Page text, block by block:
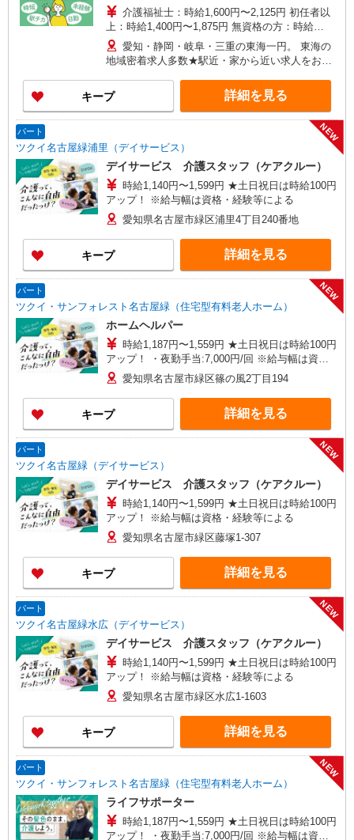
介護福祉士：時給1,600円〜2,125円 初任者以
上：時給1,400円〜1,875円 無資格の方：時給
1,300円〜1,750円 ※給与幅は勤務先による +交通
費、諸手当（勤務先による） +0円で介護資格が取
れる （別途規定） ★給与日払い制度あり！
愛知・静岡・岐阜・三重の東海一円。 東海の
地域密着求人多数★駅近・家から近い求人をお探
キープ 詳細を見る
パート
ツクイ名古屋緑浦里（デイサービス）
NEW
デイサービス 介護スタッフ（ケアクルー）
時給1,140円〜1,599円 ★土日祝日は時給100円
アップ！ ※給与幅は資格・経験等による
愛知県名古屋市緑区浦里4丁目240番地
キープ 詳細を見る
パート
ツクイ・サンフォレスト名古屋緑（住宅型有料老人ホーム）
NEW
ホームヘルパー
時給1,187円〜1,559円 ★土日祝日は時給100円
アップ！ ・夜勤手当:7,000円/回 ※給与幅は資
格・経験等による
愛知県名古屋市緑区篠の風2丁目194
キープ 詳細を見る
パート
ツクイ名古屋緑（デイサービス）
NEW
デイサービス 介護スタッフ（ケアクルー）
時給1,140円〜1,599円 ★土日祝日は時給100円
アップ！ ※給与幅は資格・経験等による
愛知県名古屋市緑区藤塚1-307
キープ 詳細を見る
パート
ツクイ名古屋緑水広（デイサービス）
NEW
デイサービス 介護スタッフ（ケアクルー）
時給1,140円〜1,599円 ★土日祝日は時給100円
アップ！ ※給与幅は資格・経験等による
愛知県名古屋市緑区水広1-1603
キープ 詳細を見る
パート
ツクイ・サンフォレスト名古屋緑（住宅型有料老人ホーム）
NEW
ライフサポーター
時給1,187円〜1,559円 ★土日祝日は時給100円
アップ！ ・夜勤手当:7,000円/回 ※給与幅は資